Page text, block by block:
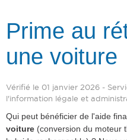
Prime au
une voiture
Vérifié le 01 janvier 2026 -
l'information légale et
Qui peut bénéficier de l'aide
voiture (conversion du moteur